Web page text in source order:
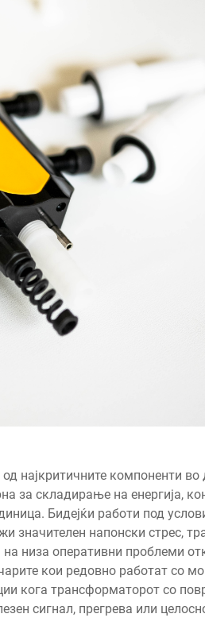
најкритичните компоненти во
за складирање на енергија,
Бидејќи работи под
значителен напонски стрес,
низа оперативни проблеми
кои редовно работат со
кога трансформаторот со
сигнал, прегрева или